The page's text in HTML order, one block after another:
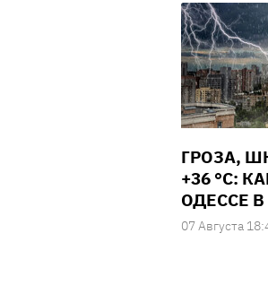
ГРОЗА,
+36 °С:
ОДЕССЕ
07 Августа